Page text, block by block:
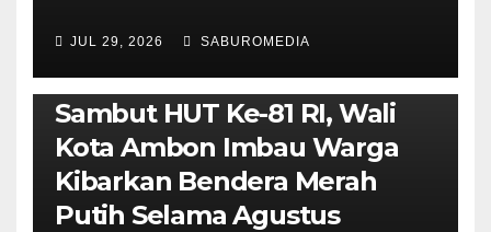
JUL 29, 2026 SABUROMEDIA
AMBON METRO POLITIK & PEMERINTAHAN
Sambut HUT Ke-81 RI, Wali
Kota Ambon Imbau Warga
Kibarkan Bendera Merah
Putih Selama Agustus